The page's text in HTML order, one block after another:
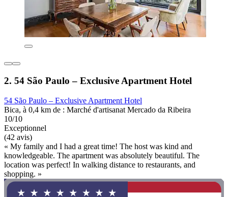
2. 54 São Paulo – Exclusive Apartment Hotel
54 São Paulo – Exclusive Apartment Hotel
Bica, à 0,4 km de : Marché d'artisanat Mercado da Ribeira
10/10
Exceptionnel
(42 avis)
« My family and I had a great time! The host was kind and
knowledgeable. The apartment was absolutely beautiful. The
location was perfect! In walking distance to restaurants, and
shopping. »